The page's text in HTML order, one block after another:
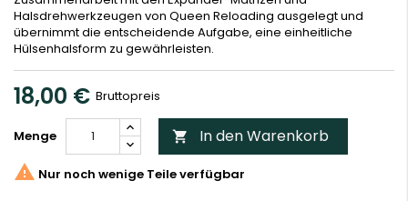
Halsdrehwerkzeugen von Queen Reloading ausgelegt und
übernimmt die entscheidende Aufgabe, eine einheitliche
Hülsenhalsform zu gewährleisten.
18,00 € Bruttopreis
Menge  In den Warenkorb
 Nur noch wenige Teile verfügbar